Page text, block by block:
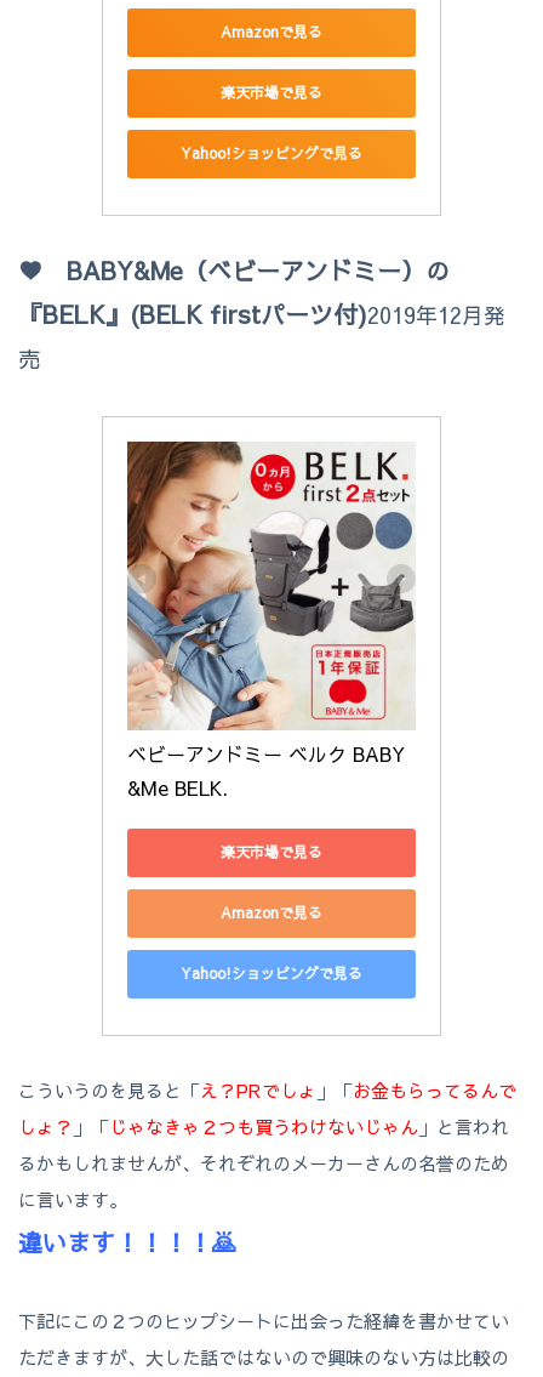
Amazonで見る
楽天市場で見る
Yahoo!ショッピングで見る
♥ BABY&Me（ベビーアンドミー）の
『BELK』(BELK firstパーツ付)2019年12月発
売
ベビーアンドミー ベルク BABY
&Me BELK.
楽天市場で見る
Amazonで見る
Yahoo!ショッピングで見る
こういうのを見ると「え？PRでしょ 」「お金もらってるんで
しょ？ 」「じゃなきゃ２つも買うわけないじゃん 」と言われ
るかもしれませんが、それぞれのメーカーさんの名誉のため
に言います。
違います！！！！🙇
下記にこの２つのヒップシートに出会った経緯を書かせてい
ただきますが、大した話ではないので興味のない方は比較の